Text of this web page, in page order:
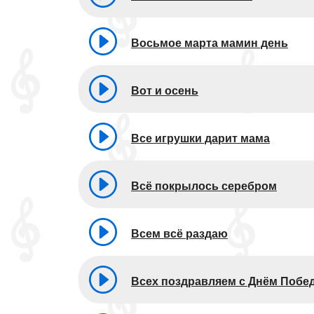
Восьмое марта мамин день
Вот и осень
Все игрушки дарит мама
Всё покрылось серебром
Всем всё раздаю
Всех поздравляем с Днём